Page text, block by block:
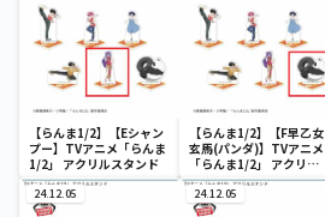
【らんま1/2】【Eシャン
プー】TVアニメ「らんま
1/2」 アクリルスタンド
【らんま1/2】【F早乙女
玄馬(パンダ)】TVアニメ
「らんま1/2」 アクリル
スタンド
24.12.05 24.12.05